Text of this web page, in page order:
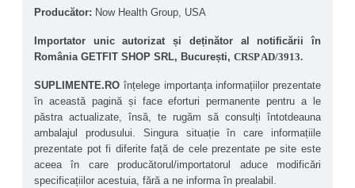
pentru sportivi de anduranță
pentru forță și explozie musculară, poate îmbunătăți
și performanța în sporturi de anduranță, cum ar fi
alergarea sau ciclismul. Oferă energie și rezistență
sporită în timpul antrenamentelor intense .
Sprijin pentru forța dinamică și puterea musculară
– Formulă ideală pentru sporturile care necesită
episoade scurte de efort maxim, cum ar fi halterele,
sprinturile sau sporturile de contact.
Sustenabilitate metabolică - Susține compoziția
corporală sănătoasă și performanțele cognitive.
Recuperare musculară accelerată - Contribuie la
refacerea rapidă a rezervelor de ATP, reducând
Producător: Now Health Group, USA
Importator unic autorizat și deținător al notificării în
România GETFIT SHOP SRL, București, CRSP AD/3913.
SUPLIMENTE.RO înțelege importanța informațiilor prezentate
în această pagină și face eforturi permanente pentru a le
păstra actualizate, însă, te rugăm să consulți întotdeauna
ambalajul produsului. Singura situație în care informațiile
prezentate pot fi diferite față de cele prezentate pe site este
aceea în care producătorul/importatorul aduce modificări
specificațiilor acestuia, fără a ne informa în prealabil.